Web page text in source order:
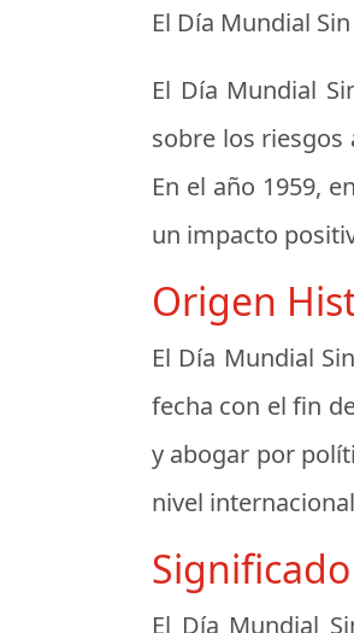
El Día Mundial
El Día Mundial
sobre los
En el año 1959,
un impacto
Origen
El Día Mundial
fecha con el fin
y abogar por
nivel
El Día Mundial